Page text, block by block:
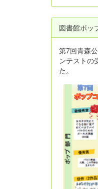
図書館ポッ
第7回青森
ンテストの
た。